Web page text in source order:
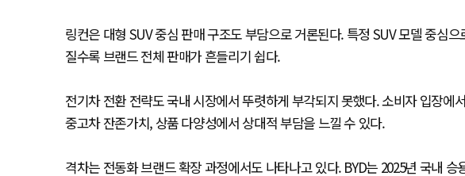
링컨은 대형 SUV 중심 판매 구조도 부담으로 거론된다. 특정 SUV 모델 중심
질수록 브랜드 전체 판매가 흔들리기 쉽다.
전기차 전환 전략도 국내 시장에서 뚜렷하게 부각되지 못했다. 소비자 입장에
중고차 잔존가치, 상품 다양성에서 상대적 부담을 느낄 수 있다.
격차는 전동화 브랜드 확장 과정에서도 나타나고 있다. BYD는 2025년 국내 승